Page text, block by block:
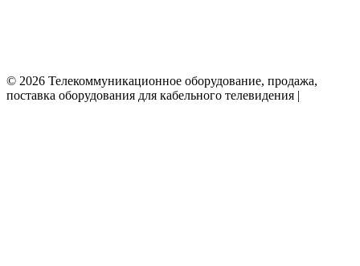
© 2026 Телекоммуникационное оборудование, продажа,
поставка оборудования для кабельного телевидения |